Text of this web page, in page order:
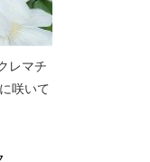
レマチ
咲いて